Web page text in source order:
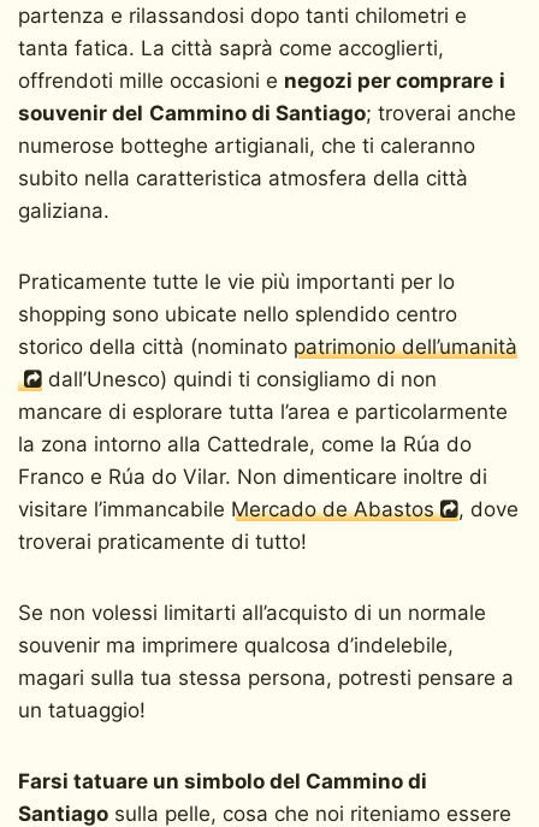
partenza e rilassandosi dopo tanti chilometri e
tanta fatica. La città saprà come accoglierti,
offrendoti mille occasioni e negozi per comprare i
souvenir del Cammino di Santiago; troverai anche
numerose botteghe artigianali, che ti caleranno
subito nella caratteristica atmosfera della città
galiziana.
Praticamente tutte le vie più importanti per lo
shopping sono ubicate nello splendido centro
storico della città (nominato patrimonio dell’umanità
dall’Unesco) quindi ti consigliamo di non
mancare di esplorare tutta l’area e particolarmente
la zona intorno alla Cattedrale, come la Rúa do
Franco e Rúa do Vilar. Non dimenticare inoltre di
visitare l’immancabile Mercado de Abastos
, dove
troverai praticamente di tutto!
Se non volessi limitarti all’acquisto di un normale
souvenir ma imprimere qualcosa d’indelebile,
magari sulla tua stessa persona, potresti pensare a
un tatuaggio!
Farsi tatuare un simbolo del Cammino di
Santiagosulla pelle, cosa che noi riteniamo essere